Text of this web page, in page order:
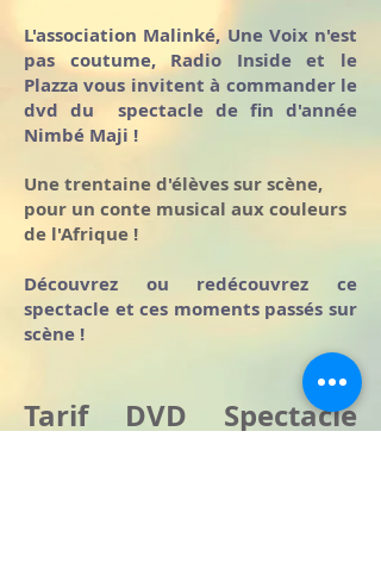
L'association Malinké, Une Voix n'est
pas coutume, Radio Inside et le
Plazza vous invitent à commander le
dvd du spectacle de fin d'année
Nimbé Maji !
Une trentaine d'élèves sur scène,
pour un conte musical aux couleurs
de l'Afrique !
Découvrez ou redécouvrez ce
spectacle et ces moments passés sur
scène !
Tarif DVD Spectacle